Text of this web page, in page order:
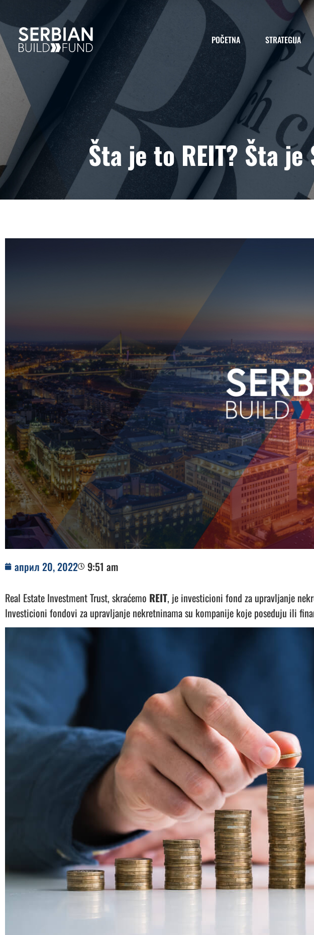
POČETNA STRATEGIJA
Šta je to REIT? Šta
април 20, 2022 9:51 am
Real Estate Investment Trust, skraćemo REIT, je investicioni fond za upravljanje
Investicioni fondovi za upravljanje nekretninama su kompanije koje poseduju ili